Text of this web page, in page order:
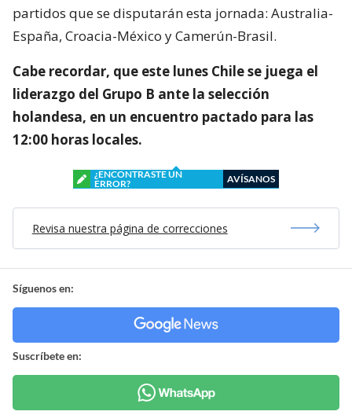
partidos que se disputarán esta jornada: Australia-
España, Croacia-México y Camerún-Brasil.
Cabe recordar, que este lunes Chile se juega el
liderazgo del Grupo B ante la selección
holandesa, en un encuentro pactado para las
12:00 horas locales.
¿ENCONTRASTE UN
ERROR?
AVÍSANOS
Revisa nuestra página de correcciones
Síguenos en:
Suscríbete en: